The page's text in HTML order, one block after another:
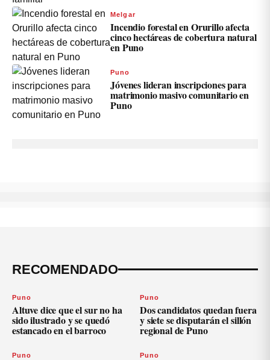
Melgar
Incendio forestal en Orurillo afecta
cinco hectáreas de cobertura natural
en Puno
Puno
Jóvenes lideran inscripciones para
matrimonio masivo comunitario en
Puno
RECOMENDADO
Puno
Altuve dice que el sur no ha
sido ilustrado y se quedó
estancado en el barroco
Puno
Dos candidatos quedan fuera
y siete se disputarán el sillón
regional de Puno
Puno Puno